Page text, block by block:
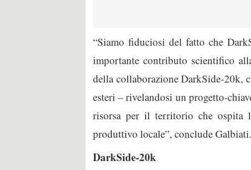
“Siamo fiduciosi del fatto che
importante contributo scientifico
della collaborazione DarkSide-20k,
esteri – rivelandosi un progetto-
risorsa per il territorio che ospita
produttivo locale”, conclude Galbiati.
DarkSide-20k